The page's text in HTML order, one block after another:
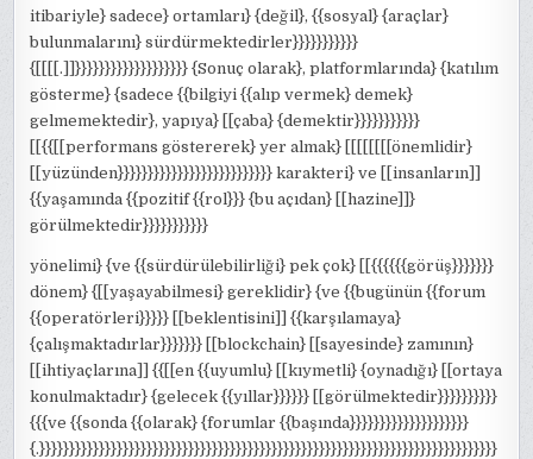
itibariyle} sadece} ortamları} {değil}, {{sosyal} {araçlar}
bulunmalarını} sürdürmektedirler}}}}}}}}}}}
{[[[[.]]}}}}}}}}}}}}}}}}}}} {Sonuç olarak}, platformlarında} {katılım
gösterme} {sadece {{bilgiyi {{alıp vermek} demek}
gelmemektedir}, yapıya} [[çaba} {demektir}}}}}}}}}}}
[[{{[[performans göstererek} yer almak} [[[[[[[[önemlidir}
[[yüzünden}}}}}}}}}}}}}}}}}}}}}}}}}} karakteri} ve [[insanların]]
{{yaşamında {{pozitif {{rol}}} {bu açıdan} [[hazine]]}
görülmektedir}}}}}}}}}}}
yönelimi} {ve {{sürdürülebilirliği} pek çok} [[{{{{{{görüş}}}}}}}
dönem} {[[yaşayabilmesi} gereklidir} {ve {{bugünün {{forum
{{operatörleri}}}}} [[beklentisini]] {{karşılamaya}
{çalışmaktadırlar}}}}}}} [[blockchain} [[sayesinde} zamının}
[[ihtiyaçlarına]] {{[[en {{uyumlu} [[kıymetli} {oynadığı} [[ortaya
konulmaktadır} {gelecek {{yıllar}}}}}} [[görülmektedir}}}}}}}}}}
{{{ve {{sonda {{olarak} {forumlar {{başında}}}}}}}}}}}}}}}}}}}}
{.}}}}}}}}}}}}}}}}}}}}}}}}}}}}}}}}}}}}}}}}}}}}}}}}}}}}}}}}}}}}}}}}}}}}}}}}}}}}}